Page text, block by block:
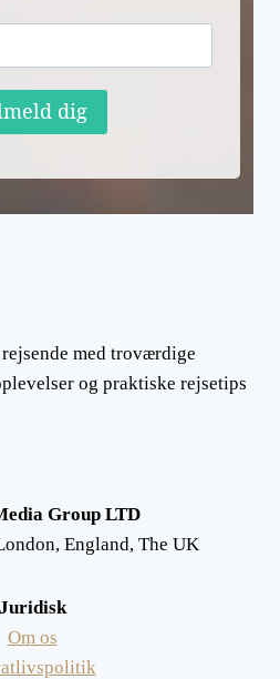
dig
med troværdige
og praktiske rejsetips
Group LTD
England, The UK
Juridisk
Om os